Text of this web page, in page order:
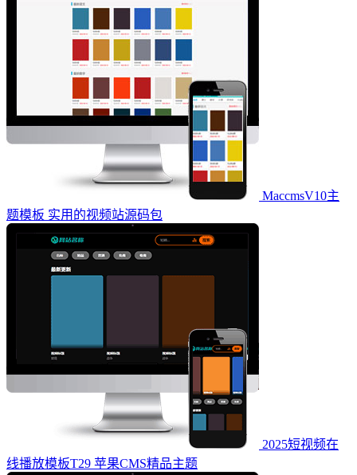
MaccmsV10主
题模板 实用的视频站源码包
2025短视频在
线播放模板T29 苹果CMS精品主题